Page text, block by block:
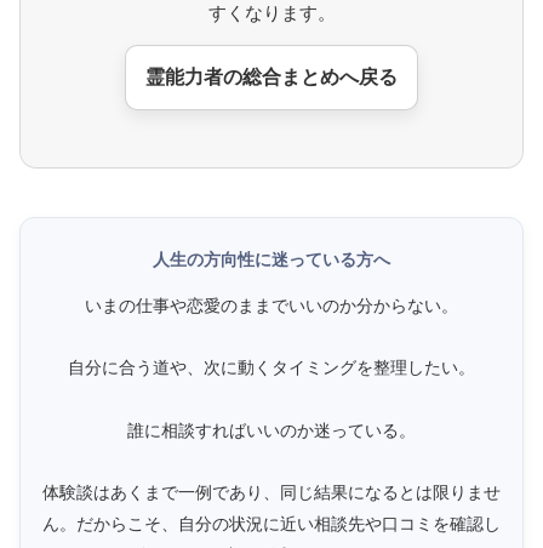
すくなります。
霊能力者の総合まとめへ戻る
人生の方向性に迷っている方へ
いまの仕事や恋愛のままでいいのか分からない。
自分に合う道や、次に動くタイミングを整理したい。
誰に相談すればいいのか迷っている。
体験談はあくまで一例であり、同じ結果になるとは限りませ
ん。だからこそ、自分の状況に近い相談先や口コミを確認し